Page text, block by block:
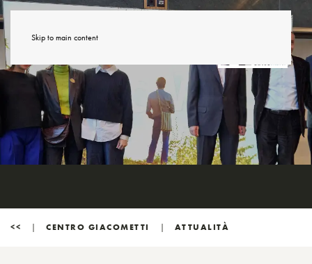
Skip to main content
<< CENTRO GIACOMETTI ATTUALITÀ